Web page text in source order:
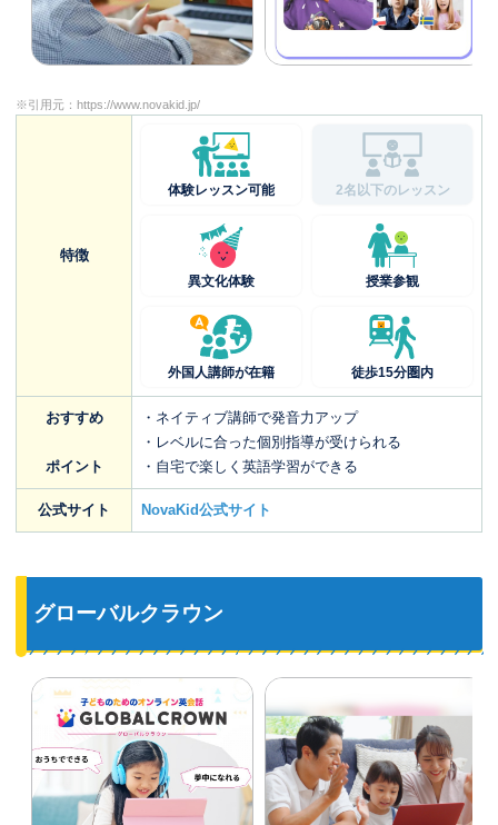
※引用元： https://www.novakid.jp/
特徴
体験レッスン可能 2名以下のレッスン
異文化体験 授業参観
外国人講師が在籍 徒歩15分圏内
おすすめ
ポイント
・ネイティブ講師で発音力アップ
・レベルに合った個別指導が受けられる
・自宅で楽しく英語学習ができる
公式サイト NovaKid公式サイト
グローバルクラウン